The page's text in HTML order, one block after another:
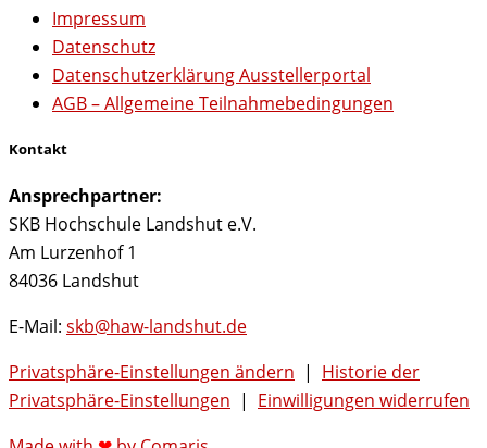
Impressum
Datenschutz
Datenschutzerklärung Ausstellerportal
AGB – Allgemeine Teilnahmebedingungen
Kontakt
Ansprechpartner:
SKB Hochschule Landshut e.V.
Am Lurzenhof 1
84036 Landshut
E-Mail: skb@haw-landshut.de
Privatsphäre-Einstellungen ändern | Historie der
Privatsphäre-Einstellungen | Einwilligungen widerrufen